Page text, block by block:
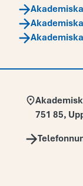
751 85,
Telefon: